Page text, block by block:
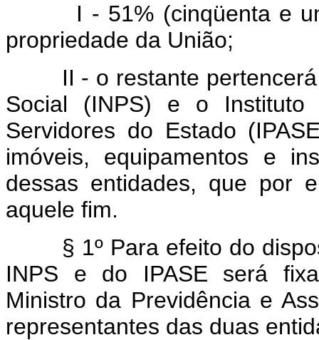
I - 51% (cinqüenta e
propriedade da União;
II - o restante
Social (INPS) e o Instituto
Servidores do Estado
imóveis, equipamentos e
dessas entidades, que por
aquele fim.
§ 1º Para efeito do
INPS e do IPASE será
Ministro da Previdência e
representantes das duas